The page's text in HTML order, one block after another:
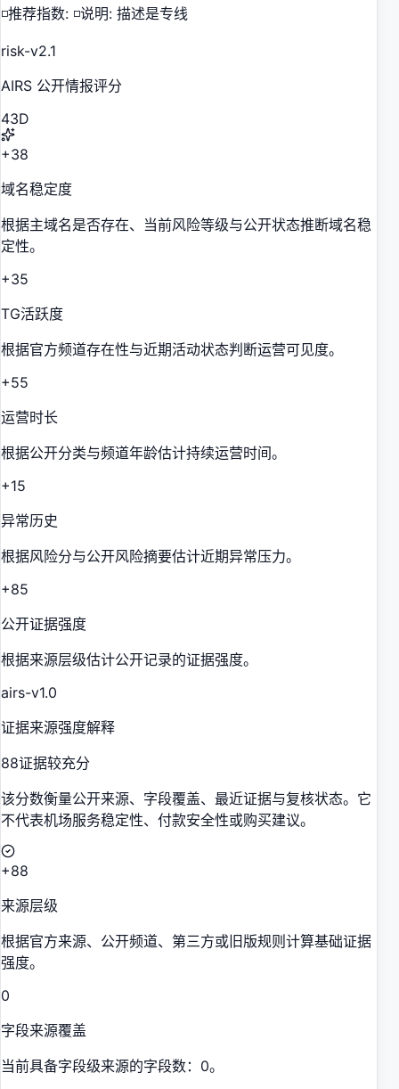
◽️推荐指数: ◽️说明: 描述是专线
risk-v2.1
AIRS 公开情报评分
43D
+38
域名稳定度
根据主域名是否存在、当前风险等级与公开状态推断域名稳
定性。
+35
TG活跃度
根据官方频道存在性与近期活动状态判断运营可见度。
+55
运营时长
根据公开分类与频道年龄估计持续运营时间。
+15
异常历史
根据风险分与公开风险摘要估计近期异常压力。
+85
公开证据强度
根据来源层级估计公开记录的证据强度。
airs-v1.0
证据来源强度解释
88证据较充分
该分数衡量公开来源、字段覆盖、最近证据与复核状态。它
不代表机场服务稳定性、付款安全性或购买建议。
+88
来源层级
根据官方来源、公开频道、第三方或旧版规则计算基础证据
强度。
0
字段来源覆盖
当前具备字段级来源的字段数：0。